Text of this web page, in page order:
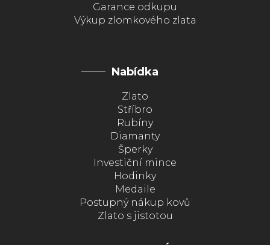
Garance odkupu
Výkup zlomkového zlata
Nabídka
Zlato
Stříbro
Rubíny
Diamanty
Šperky
Investiční mince
Hodinky
Medaile
Postupný nákup kovů
Zlato s jistotou